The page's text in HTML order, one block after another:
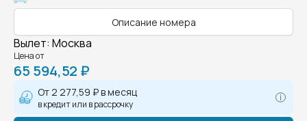
Описание номера
Вылет: Москва
Цена от
65 594,52 ₽
От2 277,59 ₽в месяц
в кредит или в рассрочку